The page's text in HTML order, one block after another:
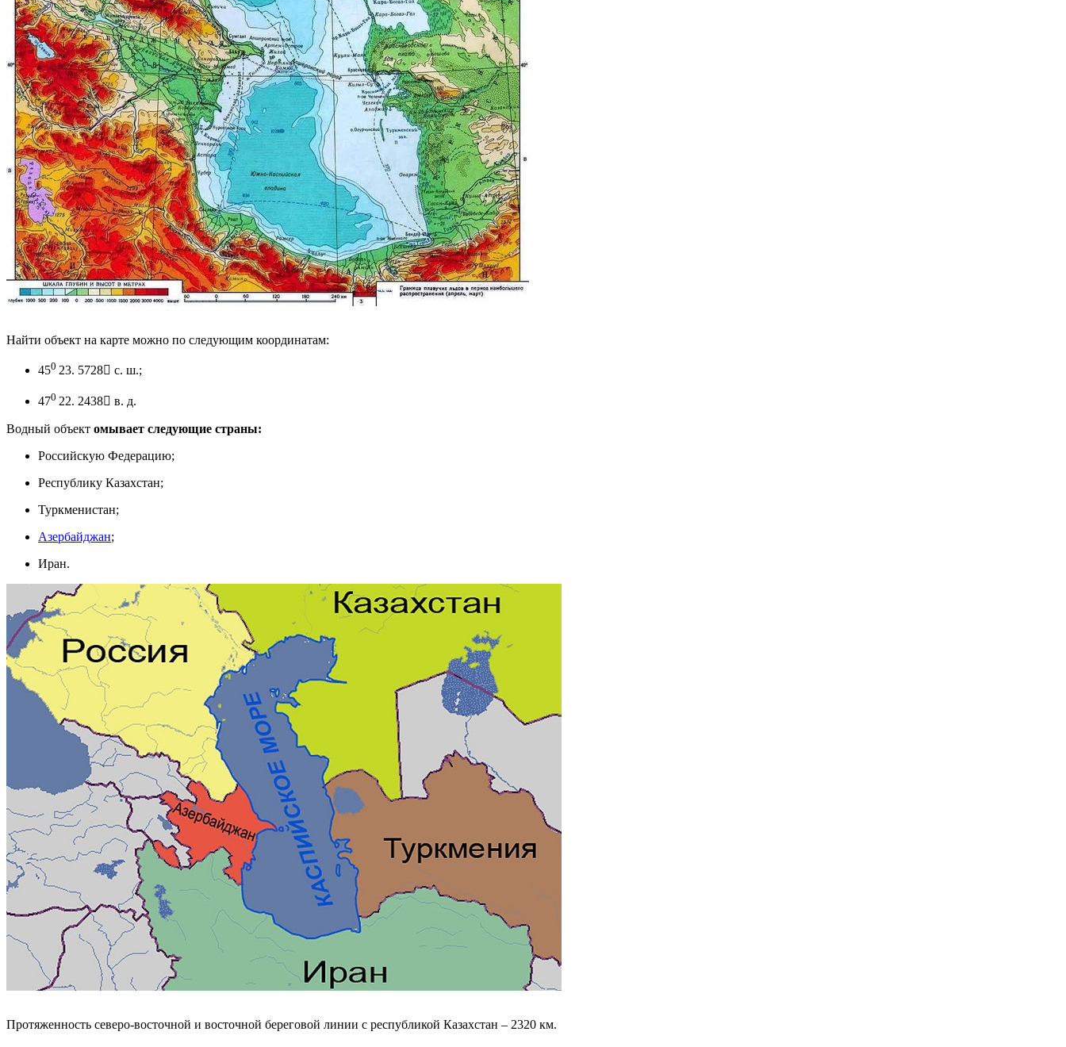
Найти объект на карте можно по следующим координатам:
450 23. 5728 с. ш.;
470 22. 2438 в. д.
Водный объект омывает следующие страны:
Российскую Федерацию;
Республику Казахстан;
Туркменистан;
Азербайджан;
Иран.
Протяженность северо-восточной и восточной береговой линии с республикой Казахстан – 2320 км.